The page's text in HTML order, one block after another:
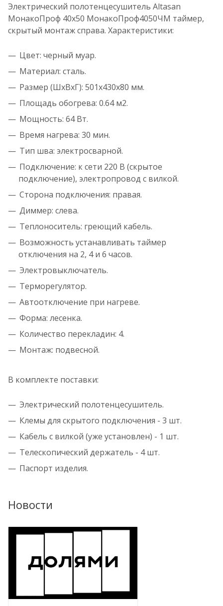
Электрический полотенцесушитель Altasan
МонакоПроф 40х50 МонакоПроф4050ЧМ таймер,
скрытый монтаж справа. Характеристики:
Цвет: черный муар.
Материал: сталь.
Размер (ШхВхГ): 501х430х80 мм.
Площадь обогрева: 0.64 м2.
Мощность: 64 Вт.
Время нагрева: 30 мин.
Тип шва: электросварной.
Подключение: к сети 220 В (скрытое
подключение), электропровод с вилкой.
Сторона подключения: правая.
Диммер: слева.
Теплоноситель: греющий кабель.
Возможность устанавливать таймер
отключения на 2, 4 и 6 часов.
Электровыключатель.
Терморегулятор.
Автоотключение при нагреве.
Форма: лесенка.
Количество перекладин: 4.
Монтаж: подвесной.
В комплекте поставки:
Электрический полотенцесушитель.
Клемы для скрытого подключения - 3 шт.
Кабель с вилкой (уже установлен) - 1 шт.
Телескопический держатель - 4 шт.
Паспорт изделия.
Новости